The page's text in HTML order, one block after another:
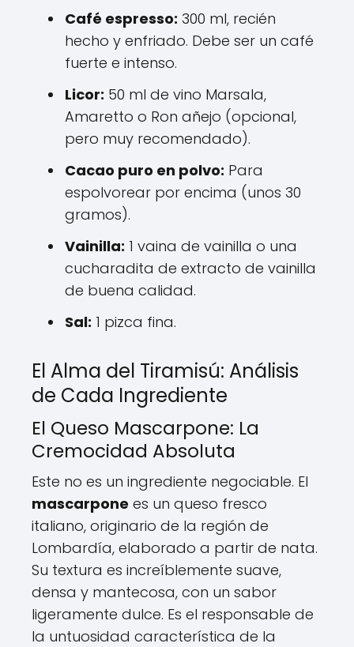
Café espresso: 300 ml, recién
hecho y enfriado. Debe ser un café
fuerte e intenso.
Licor: 50 ml de vino Marsala,
Amaretto o Ron añejo (opcional,
pero muy recomendado).
Cacao puro en polvo: Para
espolvorear por encima (unos 30
gramos).
Vainilla: 1 vaina de vainilla o una
cucharadita de extracto de vainilla
de buena calidad.
Sal: 1 pizca fina.
El Alma del Tiramisú: Análisis
de Cada Ingrediente
El Queso Mascarpone: La
Cremocidad Absoluta
Este no es un ingrediente negociable. El
mascarpone es un queso fresco
italiano, originario de la región de
Lombardía, elaborado a partir de nata.
Su textura es increíblemente suave,
densa y mantecosa, con un sabor
ligeramente dulce. Es el responsable de
la untuosidad característica de la